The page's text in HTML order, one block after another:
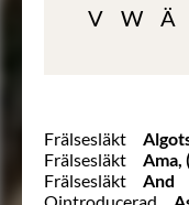
V
W Ä
Frälsesläkt
Frälsesläkt
Ama,
Frälsesläkt
And